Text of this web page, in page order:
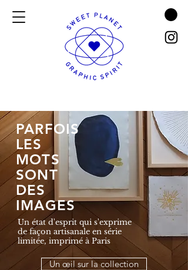
PARFOIS
LES
MOTS
SONT
DES
IMAGES
Un état d'esprit qui s'exprime
de façon artisanale en série
limitée, imprimé à Paris
Un œil sur la collection